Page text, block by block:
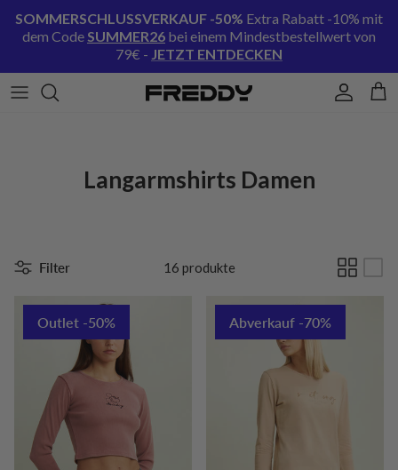
SOMMERSCHLUSSVERKAUF -50% Extra Rabatt -10% mit
dem CodeSUMMER26 bei einem Mindestbestellwert von
79€ - JETZT ENTDECKEN
Konto
Langarmshirts Damen
Filter 16 produkte
Outlet -50% Abverkauf -70%